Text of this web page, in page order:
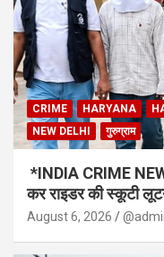
CRIME HARYANA
NEW DELHI
गुरुग्राम
*INDIA CRIME
कर राइडर की स्कूटी
August 6, 2026